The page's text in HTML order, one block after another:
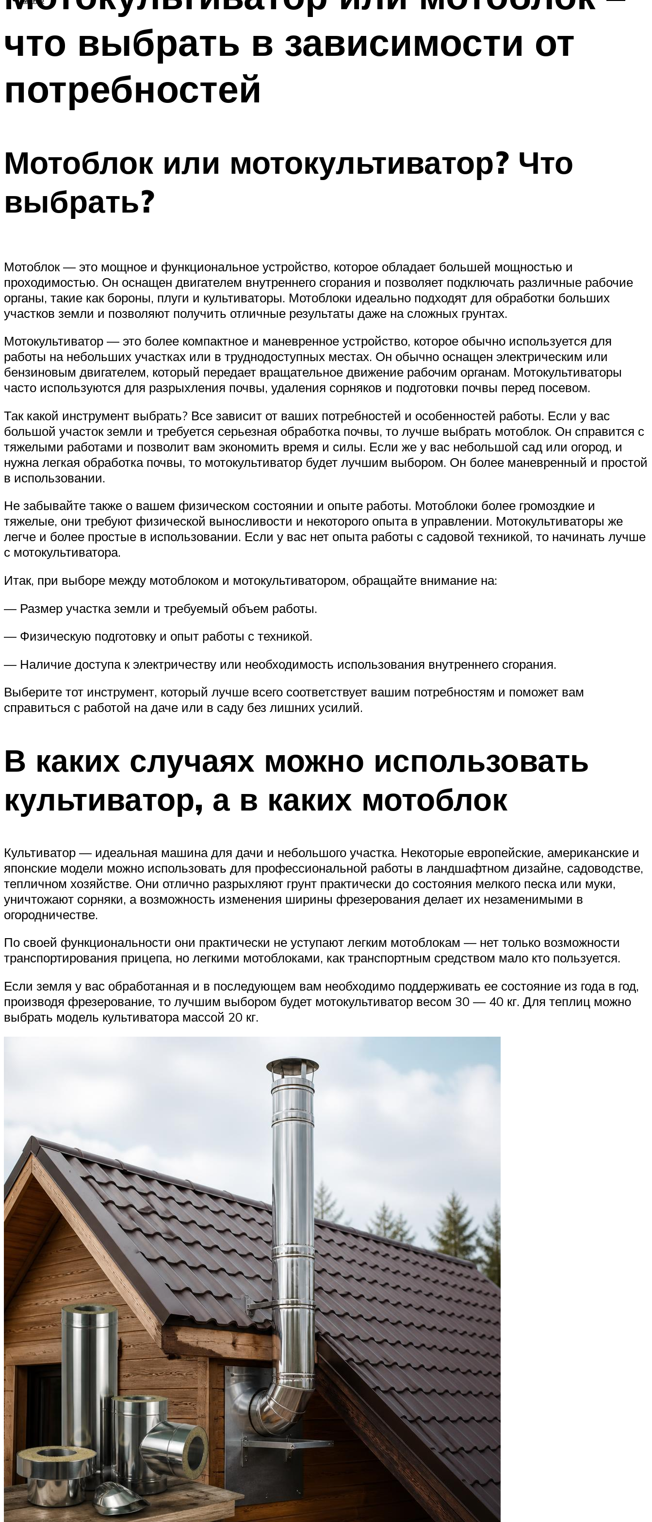
что выбрать в зависимости от
потребностей
Мотоблок или мотокультиватор? Что
выбрать?
Мотоблок — это мощное и функциональное устройство, которое обладает большей мощностью и
проходимостью. Он оснащен двигателем внутреннего сгорания и позволяет подключать различные рабочие
органы, такие как бороны, плуги и культиваторы. Мотоблоки идеально подходят для обработки больших
участков земли и позволяют получить отличные результаты даже на сложных грунтах.
Мотокультиватор — это более компактное и маневренное устройство, которое обычно используется для
работы на небольших участках или в труднодоступных местах. Он обычно оснащен электрическим или
бензиновым двигателем, который передает вращательное движение рабочим органам. Мотокультиваторы
часто используются для разрыхления почвы, удаления сорняков и подготовки почвы перед посевом.
Так какой инструмент выбрать? Все зависит от ваших потребностей и особенностей работы. Если у вас
большой участок земли и требуется серьезная обработка почвы, то лучше выбрать мотоблок. Он справится с
тяжелыми работами и позволит вам экономить время и силы. Если же у вас небольшой сад или огород, и
нужна легкая обработка почвы, то мотокультиватор будет лучшим выбором. Он более маневренный и простой
в использовании.
Не забывайте также о вашем физическом состоянии и опыте работы. Мотоблоки более громоздкие и
тяжелые, они требуют физической выносливости и некоторого опыта в управлении. Мотокультиваторы же
легче и более простые в использовании. Если у вас нет опыта работы с садовой техникой, то начинать лучше
с мотокультиватора.
Итак, при выборе между мотоблоком и мотокультиватором, обращайте внимание на:
— Размер участка земли и требуемый объем работы.
— Физическую подготовку и опыт работы с техникой.
— Наличие доступа к электричеству или необходимость использования внутреннего сгорания.
Выберите тот инструмент, который лучше всего соответствует вашим потребностям и поможет вам
справиться с работой на даче или в саду без лишних усилий.
В каких случаях можно использовать
культиватор, а в каких мотоблок
Культиватор — идеальная машина для дачи и небольшого участка. Некоторые европейские, американские и
японские модели можно использовать для профессиональной работы в ландшафтном дизайне, садоводстве,
тепличном хозяйстве. Они отлично разрыхляют грунт практически до состояния мелкого песка или муки,
уничтожают сорняки, а возможность изменения ширины фрезерования делает их незаменимыми в
огородничестве.
По своей функциональности они практически не уступают легким мотоблокам — нет только возможности
транспортирования прицепа, но легкими мотоблоками, как транспортным средством мало кто пользуется.
Если земля у вас обработанная и в последующем вам необходимо поддерживать ее состояние из года в год,
производя фрезерование, то лучшим выбором будет мотокультиватор весом 30 — 40 кг. Для теплиц можно
выбрать модель культиватора массой 20 кг.